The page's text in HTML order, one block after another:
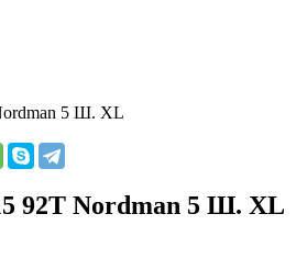
5 Ш. XL
92T Nordman 5 Ш. XL